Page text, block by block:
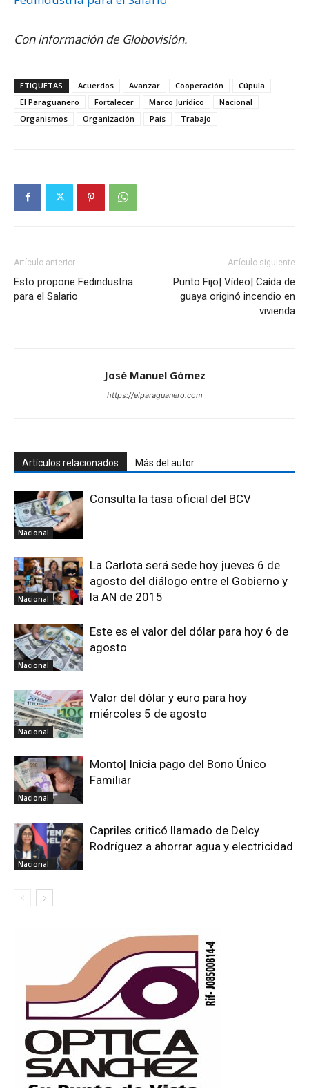
Con información de Globovisión.
ETIQUETAS Acuerdos Avanzar Cooperación
Cúpula
El Paraguanero
Fortalecer Marco Jurídico
Nacional
Organismos
Organización País Trabajo
Artículo anterior
Esto propone Fedindustria
para el Salario
Artículo siguiente
Punto Fijo| Vídeo| Caída de
guaya originó incendio en
vivienda
José Manuel Gómez
https://elparaguanero.com
Artículos relacionados Más del autor
Nacional
Consulta la tasa oficial del BCV
Nacional
La Carlota será sede hoy jueves 6 de
agosto del diálogo entre el Gobierno y
la AN de 2015
Nacional
Este es el valor del dólar para hoy 6 de
agosto
Nacional
Valor del dólar y euro para hoy
miércoles 5 de agosto
Nacional
Monto| Inicia pago del Bono Único
Familiar
Nacional
Capriles criticó llamado de Delcy
Rodríguez a ahorrar agua y electricidad